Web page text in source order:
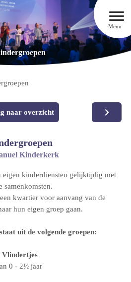
Menu
naar overzicht
Kinderkerk
eigen kinderdiensten gelijktijdig met
samenkomsten.
kwartier voor aanvang van de
hun eigen groep gaan.
uit de volgende groepen:
Vlindertjes
0 - 2½ jaar